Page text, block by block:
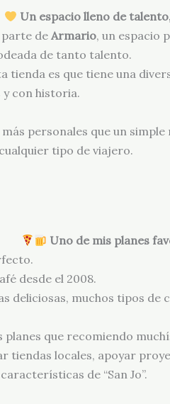
Un espacio lleno de
de Armario, un espacio
de tanto talento.
tienda es que tiene una
y con historia.
personales que un
tipo de viajero.
Uno de mis planes
desde el 2008.
deliciosas, muchos tipos
planes que recomiendo
tiendas locales, apoyar
de “San Jo”.